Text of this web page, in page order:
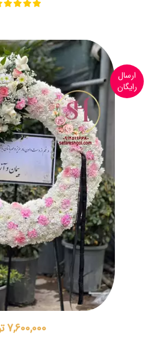
ارسال
رایگان
7,600,000 تومان